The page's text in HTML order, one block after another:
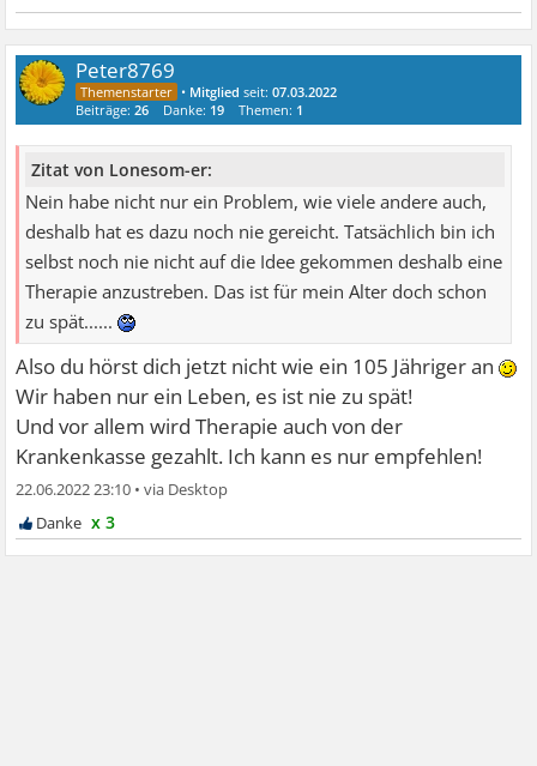
Peter8769
• Mitglied seit:07.03.2022
Beiträge:26 Danke: 19 Themen: 1
Zitat von Lonesom-er:
Nein habe nicht nur ein Problem, wie viele andere auch,
deshalb hat es dazu noch nie gereicht. Tatsächlich bin ich
selbst noch nie nicht auf die Idee gekommen deshalb eine
Therapie anzustreben. Das ist für mein Alter doch schon
zu spät......
Also du hörst dich jetzt nicht wie ein 105 Jähriger an
Wir haben nur ein Leben, es ist nie zu spät!
Und vor allem wird Therapie auch von der
Krankenkasse gezahlt. Ich kann es nur empfehlen!
22.06.2022 23:10 •
x 3